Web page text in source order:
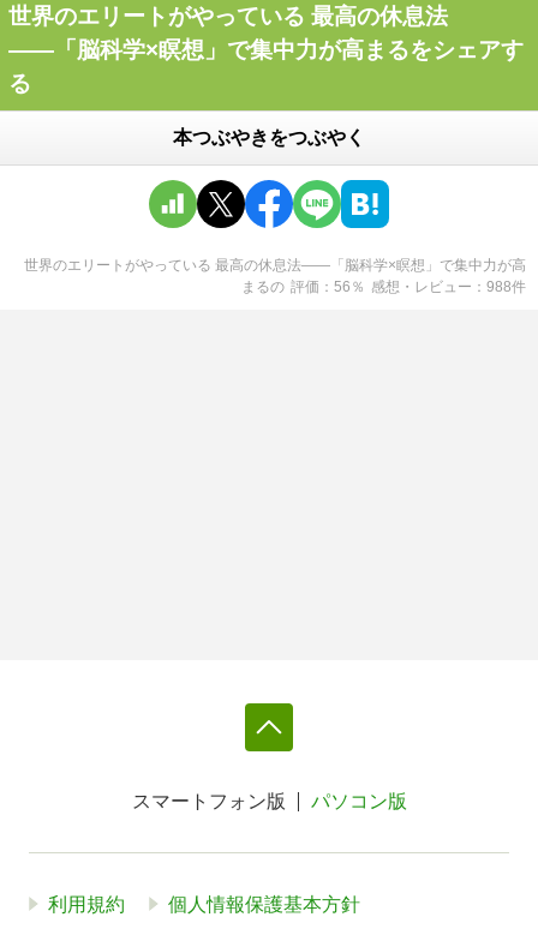
世界のエリートがやっている 最高の休息法
――「脳科学×瞑想」で集中力が高まるをシェアす
る
本つぶやきをつぶやく
世界のエリートがやっている 最高の休息法――「脳科学×瞑想」で集中力が高
まるの 評価 56 ％ 感想・レビュー 988件
スマートフォン版 パソコン版
利用規約 個人情報保護基本方針